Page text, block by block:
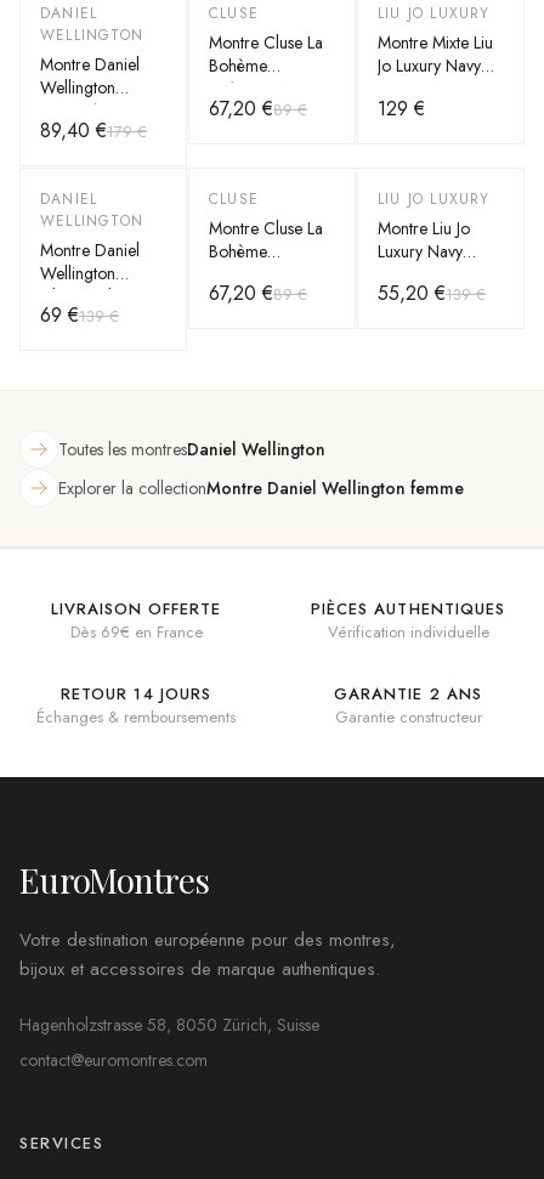
-50%
DANIEL
WELLINGTON
Montre Daniel
Wellington
DW00100092
Dapper 34mm
89,40 €179 €
-25%
CLUSE
Montre Cluse La
Bohème
CL18008 Noir
bracelet en cuir
67,20 €89 €
LIU JO LUXURY
Montre Mixte Liu
Jo Luxury Navy
129 €
-50%
DANIEL
WELLINGTON
Montre Daniel
Wellington
Classic Glasgow
DW00100031
69 €139 €
-25%
CLUSE
Montre Cluse La
Bohème
Bracelet en cuir
67,20 €89 €
-60
LIU JO LUXURY
Montre Liu Jo
Luxury Navy
55,20 €139 €
Toutes les montresDaniel Wellington
Explorer la collectionMontre Daniel Wellington femme
LIVRAISON OFFERTE
Dès 69€ en France
PIÈCES AUTHENTIQUES
Vérification individuelle
RETOUR 14 JOURS
Échanges & remboursements
GARANTIE 2 ANS
Garantie constructeur
EuroMontres
Votre destination européenne pour des montres,
bijoux et accessoires de marque authentiques.
Hagenholzstrasse 58, 8050 Zürich, Suisse
contact@euromontres.com
SERVICES